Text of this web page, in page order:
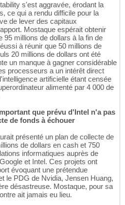
s'est aggravée, érodant la
ce qui a rendu difficile pour la
de lever des capitaux
Mostaque espérait obtenir
95 millions de dollars à la fin de
à réunir que 50 millions de
20 millions de dollars ont été
un manque à gagner considérable
processeurs a un intérêt direct
artificielle étant censée
alimenté par 4 000 de
que prévu d'Intel n'a pas
de fonds à échouer
présenté un plan de collecte de
de dollars en cash et 750
informatiques auprès de
et Intel. Ces projets ont
évoquant une prétendue
le PDG de Nvidia, Jensen Huang,
désastreuse. Mostaque, pour sa
ait jamais eu lieu.